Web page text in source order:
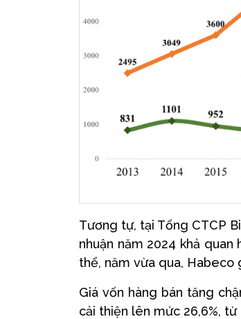
Tương tự, tại Tổng CTCP
nhuận năm 2024 khả
thể, năm vừa qua, Habeco
Giá vốn hàng bán tăng
cải thiện lên mức 26,6%, từ